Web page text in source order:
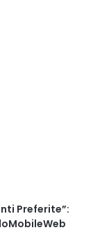
Preferite”: